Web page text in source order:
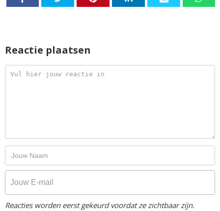
Reactie plaatsen
Reacties worden eerst gekeurd voordat ze zichtbaar zijn.